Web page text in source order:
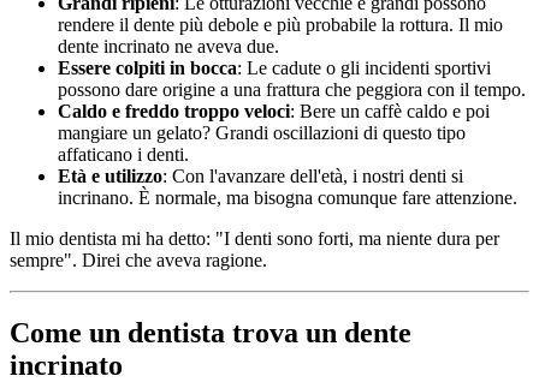
rendere il dente più debole e più probabile la rottura. Il mio
dente incrinato ne aveva due.
Essere colpiti in bocca: Le cadute o gli incidenti sportivi
possono dare origine a una frattura che peggiora con il tempo.
Caldo e freddo troppo veloci: Bere un caffè caldo e poi
mangiare un gelato? Grandi oscillazioni di questo tipo
affaticano i denti.
Età e utilizzo: Con l'avanzare dell'età, i nostri denti si
incrinano. È normale, ma bisogna comunque fare attenzione.
Il mio dentista mi ha detto: "I denti sono forti, ma niente dura per
sempre". Direi che aveva ragione.
Come un dentista trova un dente
incrinato